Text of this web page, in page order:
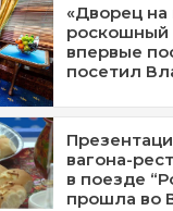
«Дворец на
роскошный
впервые
посетил
вагона-
в поезде
прошла во